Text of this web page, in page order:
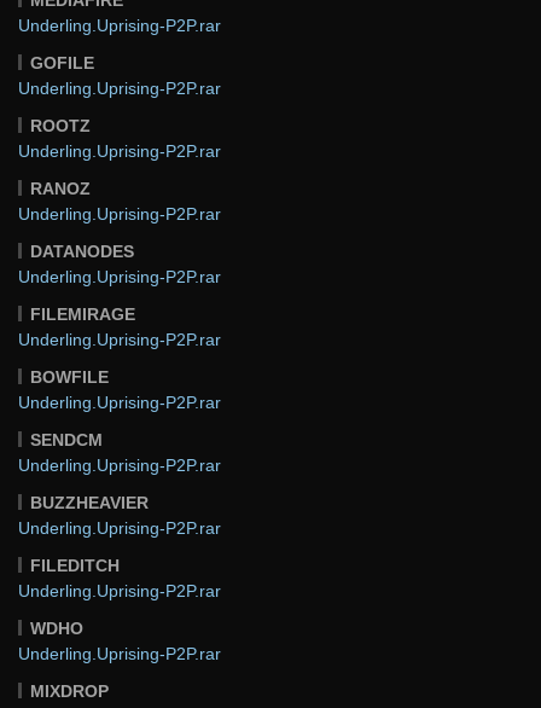
Underling.Uprising-P2P.rar
GOFILE
Underling.Uprising-P2P.rar
ROOTZ
Underling.Uprising-P2P.rar
RANOZ
Underling.Uprising-P2P.rar
DATANODES
Underling.Uprising-P2P.rar
FILEMIRAGE
Underling.Uprising-P2P.rar
BOWFILE
Underling.Uprising-P2P.rar
SENDCM
Underling.Uprising-P2P.rar
BUZZHEAVIER
Underling.Uprising-P2P.rar
FILEDITCH
Underling.Uprising-P2P.rar
WDHO
Underling.Uprising-P2P.rar
MIXDROP